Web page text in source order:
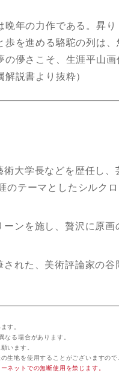
晩年の力作である。昇
を進める駱駝の列は
儚さこそ、生涯平山
説書より抜粋）
大学長などを歴任し、
のテーマとしたシルク
ンを施し、贅沢に原画
れた、美術評論家の谷
す。
なる場合があります。
います。
生地を使用することがございますの
ネットでの無断使用を禁じます。